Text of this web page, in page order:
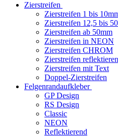
Zierstreifen
Zierstreifen 1 bis
Zierstreifen 12,5 bis
Zierstreifen ab 50mm
Zierstreifen in NEON
Zierstreifen CHROM
Zierstreifen
Zierstreifen mit Text
Doppel-Zierstreifen
Felgenrandaufkleber
GP Design
RS Design
Classic
NEON
Reflektierend